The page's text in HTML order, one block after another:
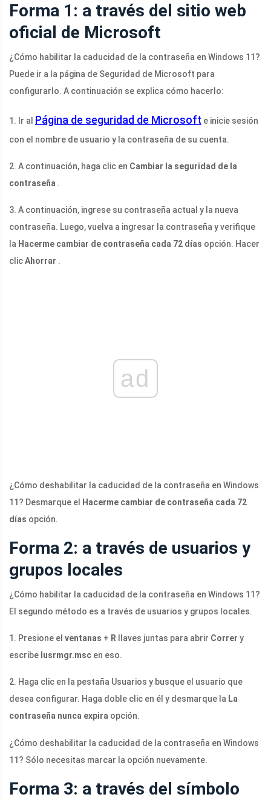
Forma 1: a través del sitio web
oficial de Microsoft
¿Cómo habilitar la caducidad de la contraseña en Windows 11?
Puede ir a la página de Seguridad de Microsoft para
configurarlo. A continuación se explica cómo hacerlo:
1. Ir al Página de seguridad de Microsoft e inicie sesión
con el nombre de usuario y la contraseña de su cuenta.
2. A continuación, haga clic en Cambiar la seguridad de la
contraseña .
3. A continuación, ingrese su contraseña actual y la nueva
contraseña. Luego, vuelva a ingresar la contraseña y verifique
la Hacerme cambiar de contraseña cada 72 días opción. Hacer
clicAhorrar .
ad
¿Cómo deshabilitar la caducidad de la contraseña en Windows
11? Desmarque el
Hacerme cambiar de contraseña cada 72
días opción.
Forma 2: a través de usuarios y
grupos locales
¿Cómo habilitar la caducidad de la contraseña en Windows 11?
El segundo método es a través de usuarios y grupos locales.
1. Presione el ventanas + R llaves juntas para abrir Correr y
escribe lusrmgr.msc en eso.
2. Haga clic en la pestaña Usuarios y busque el usuario que
desea configurar. Haga doble clic en él y desmarque la La
contraseña nunca expira opción.
¿Cómo deshabilitar la caducidad de la contraseña en Windows
11? Sólo necesitas marcar la opción nuevamente.
Forma 3: a través del símbolo